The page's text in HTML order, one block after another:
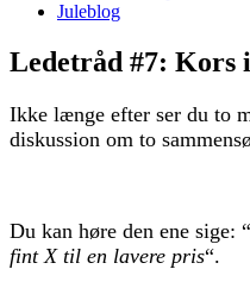
Juleblog
Ledetråd #7: Kors
Ikke længe efter ser du to
diskussion om to
Du kan høre den ene sige: “
fint X til en lavere pris“.